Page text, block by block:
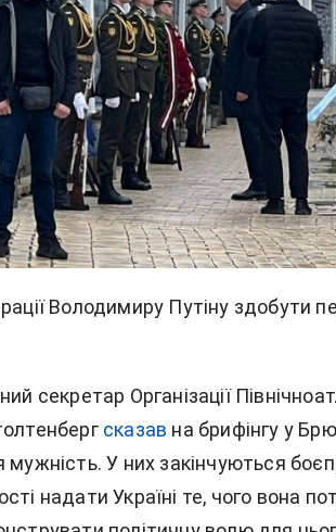
Володимиру Путіну здобути
секретар Організації
сказав на брифінгу у
мужність. У них закінчуються
надати Україні те, чого вона